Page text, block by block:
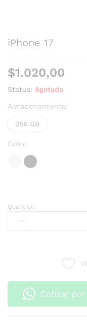
iPhone 17
$1.020,00
Status: Agotado
Almacenamiento:
256 GB
Color:
Quantity:
Cotizar por